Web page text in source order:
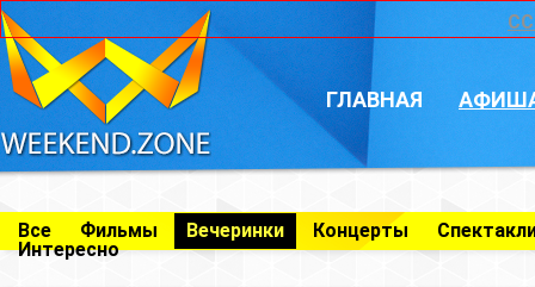
ГЛАВНАЯ
Все Фильмы Вечеринки Концерты
Интересно